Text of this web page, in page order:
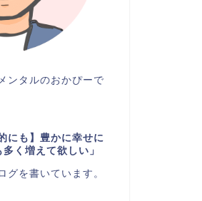
ンタルのおかぴーで
にも】豊かに幸せに
く増えて欲しい」
グを書いています。